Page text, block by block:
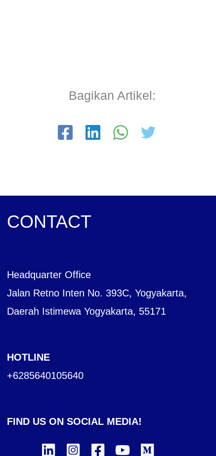
Bagikan Artikel:
CONTACT
Headquarter Office
Jalan Retno Inten No. 393C, Yogyakarta,
Daerah Istimewa Yogyakarta, 55171
HOTLINE
+6285640105640
FIND US ON SOCIAL MEDIA!